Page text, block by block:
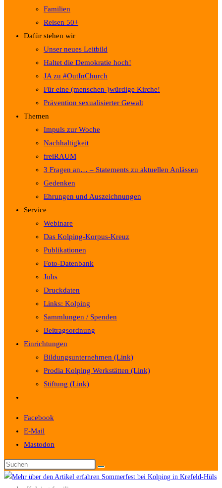
Familien
Reisen 50+
Dafür stehen wir
Unser neues Leitbild
Haltet die Demokratie hoch!
JA zu #OutInChurch
Für eine (menschen-)würdige Kirche!
Prävention sexualisierter Gewalt
Themen
Impuls zur Woche
Nachhaltigkeit
freiRAUM
3 Fragen an… – Statements zu aktuellen Anlässen
Gedenken
Ehrungen und Auszeichnungen
Service
Webinare
Das Kolping-Korpus-Kreuz
Publikationen
Foto-Datenbank
Jobs
Druckdaten
Links: Kolping
Sammlungen / Spenden
Beitragsordnung
Einrichtungen
Bildungsunternehmen (Link)
Prodia Kolping Werkstätten (Link)
Stiftung (Link)
umschalten
Facebook
E-Mail
Mastodon